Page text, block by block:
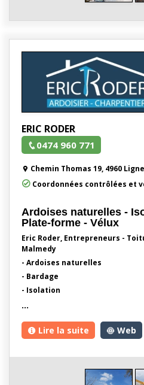
ERIC RODER
0474 960 771
Chemin Thomas 19, 4960
Coordonnées contrôlées et
Ardoises naturelles -
Plate-forme - Vélux
Eric Roder, Entrepreneurs -
Malmedy
- Ardoises naturelles
- Bardage
- Isolation
…
Lire la suite Web